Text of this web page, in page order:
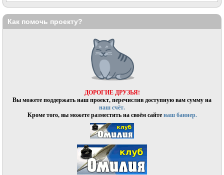
Как помочь проекту?
ДОРОГИЕ ДРУЗЬЯ!
Вы можете поддержать наш проект, перечислив доступную вам сумму на
наш счёт.
Кроме того, вы можете разместить на своём сайтенаш баннер.